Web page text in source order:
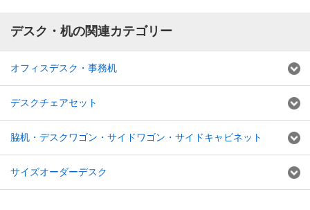
デスク・机の関連カテゴリー
オフィスデスク・事務机
デスクチェアセット
脇机・デスクワゴン・サイドワゴン・サイドキャビネット
サイズオーダーデスク